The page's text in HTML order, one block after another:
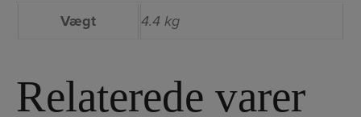
Vægt 4.4 kg
Relaterede varer